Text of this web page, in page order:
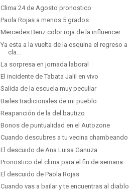
Clima 24 de Agosto pronostico
Paola Rojas a menos 5 grados
Mercedes Benz color roja de la influencer
Ya esta a la vuelta de la esquina el regreso a
cla...
La sorpresa en jornada laboral
El incidente de Tabata Jalil en vivo
Salida de la escuela muy peculiar
Bailes tradicionales de mi pueblo
Reaparición de la del bautizo
Bonos de puntualidad en el Autozone
Cuando descubres a tu vecina chambeando
El descuido de Ana Luisa Ganuza
Pronostico del clima para el fin de semana
El descuido de Paola Rojas
Cuando vas a bailar y te encuentras al diablo